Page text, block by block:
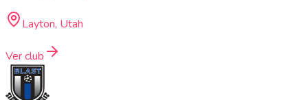
Layton, Utah
Ver club